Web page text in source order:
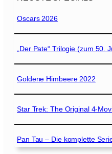
Oscars 2026
„Der Pate“ Trilogie (zum 50.
Goldene Himbeere 2022
Star Trek: The Original 4-
Pan Tau – Die komplette